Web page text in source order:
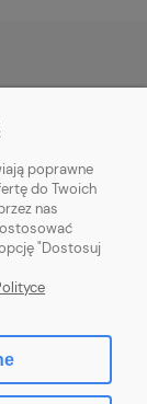
poprawne
do Twoich
nas
"Dostosuj